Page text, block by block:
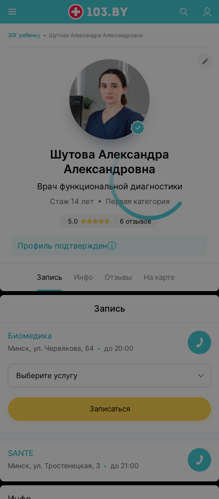
ЭЭГ ребенку • Шутова Александра Александровна
Шутова Александра
Александровна
Врач функциональной диагностики
Стаж 14 лет • Первая категория
6 отзывов
5.0
Профиль подтвержден
Запись Инфо Отзывы На карте
Запись
Биомедика
Минск, ул. Червякова, 64 до 20:00
Выберите услугу
Записаться
SANTE
Минск, ул. Тростенецкая, 3 до 21:00